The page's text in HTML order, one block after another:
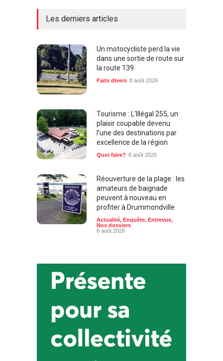
Les derniers articles
Un motocycliste perd la vie
dans une sortie de route sur
la route 139
Faits divers 8 août 2026
Tourisme : L’Illégal 255, un
plaisir coupable devenu
l’une des destinations par
excellence de la région
Quoi faire? 8 août 2026
Réouverture de la plage : les
amateurs de baignade
peuvent à nouveau en
profiter à Drummondville
Actualité, Enquête, Entrevue,
Nos dossiers
8 août 2026